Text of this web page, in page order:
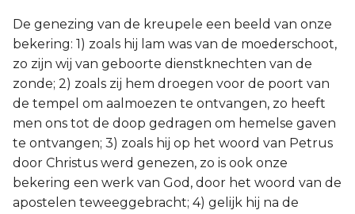
De genezing van de kreupele een beeld van onze
bekering: 1) zoals hij lam was van de moederschoot,
zo zijn wij van geboorte dienstknechten van de
zonde; 2) zoals zij hem droegen voor de poort van
de tempel om aalmoezen te ontvangen, zo heeft
men ons tot de doop gedragen om hemelse gaven
te ontvangen; 3) zoals hij op het woord van Petrus
door Christus werd genezen, zo is ook onze
bekering een werk van God, door het woord van de
apostelen teweeggebracht; 4) gelijk hij na de